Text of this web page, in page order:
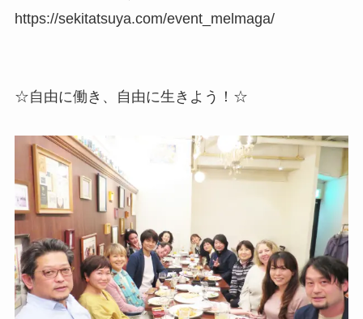
https://sekitatsuya.com/event_melmaga/
☆自由に働き、自由に生きよう！☆